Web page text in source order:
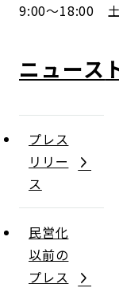
9:00～18:00 土
ニュース
プレス
リリー
ス
民営化
以前の
プレス